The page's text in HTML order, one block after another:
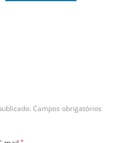
Campos obrigatórios